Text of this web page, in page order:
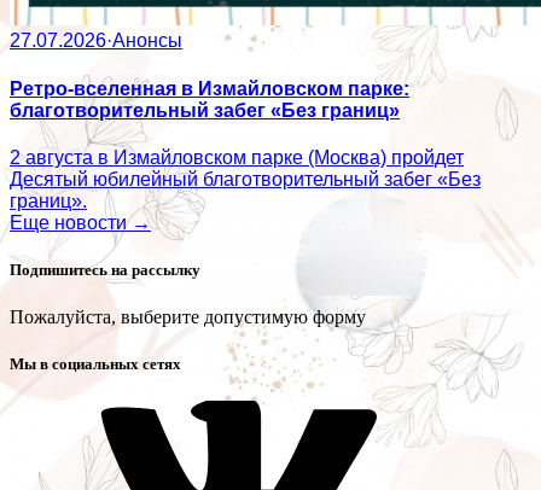
27.07.2026·Анонсы
Ретро-вселенная в Измайловском парке:
благотворительный забег «Без границ»
2 августа в Измайловском парке (Москва) пройдет
Десятый юбилейный благотворительный забег «Без
границ».
Еще новости →
Подпишитесь на рассылку
Пожалуйста, выберите допустимую форму
Мы в социальных сетях